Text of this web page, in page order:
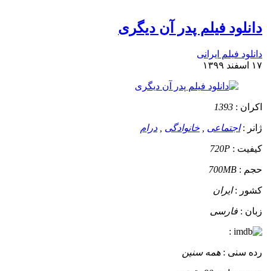
دانلود فیلم پدر آن دیگری
دانلود فیلم ایرانی
۱۷ اسفند ۱۳۹۹
اکران : 1393
ژانر :اجتماعی خانوادگی درام
کیفیت : 720P
حجم : 700MB
کشور :ایران
زبان : فارسی
:
رده سنی : همه سنین